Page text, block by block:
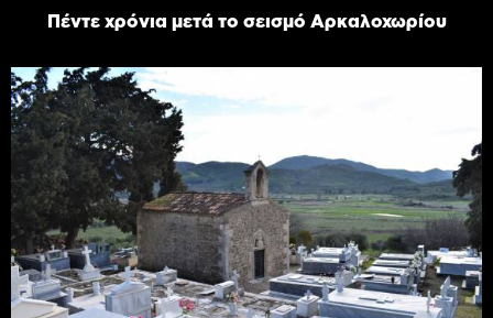
Πέντε χρόνια μετά το σεισμό Αρκαλοχωρίου